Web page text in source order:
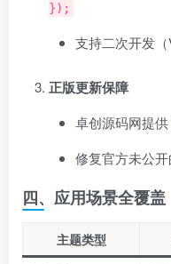
});
支持二次开发（
正版更新保障
卓创源码网提供 ​
修复官方未公
四、应用场景全覆盖
主题类型